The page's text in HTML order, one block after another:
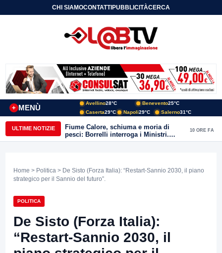
CHI SIAMOCONTATTIPUBBLICITÀCERCA
MENÙ
+
Avellino28°C Benevento25°C
Caserta29°C Napoli29°C Salerno31°C
ULTIME NOTIZIE
Fiume Calore, schiuma e moria di
pesci: Borrelli interroga i Ministri.
“Benevento paga l’assenza del
10 ORE FA
Home > Politica > De Sisto (Forza Italia): “Restart-Sannio 2030, il piano
strategico per il Sannio del futuro”.
POLITICA
De Sisto (Forza Italia):
“Restart-Sannio 2030, il